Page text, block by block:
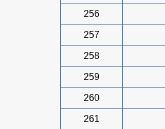
256
257
258
259
260
261